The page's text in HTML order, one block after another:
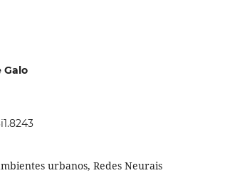
Galo
urbanos, Redes Neurais